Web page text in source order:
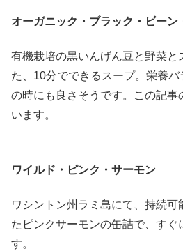
オーガニック・ブラック・ビーン
有機栽培の黒いんげん豆と野菜と
た、10分でできるスープ。栄養
の時にも良さそうです。この記事
います。
ワイルド・ピンク・サーモン
ワシントン州ラミ島にて、持続可
たピンクサーモンの缶詰で、すぐ
す。